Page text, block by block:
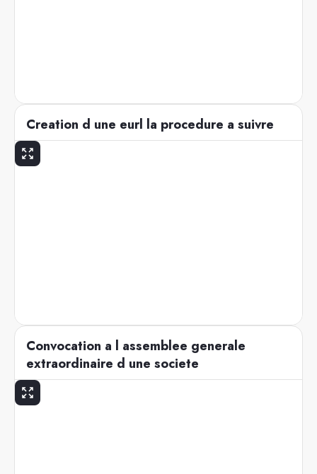
Creation d une eurl la procedure a suivre
Convocation a l assemblee generale
extraordinaire d une societe